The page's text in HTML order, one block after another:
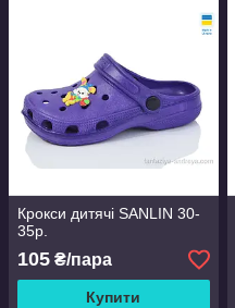
Крокси дитячі SANLIN 30-
35р.
105 ₴/пара
Купити